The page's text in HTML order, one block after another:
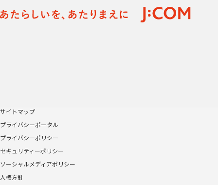
サイトマップ
プライバシーポータル
プライバシーポリシー
セキュリティーポリシー
ソーシャルメディアポリシー
人権方針